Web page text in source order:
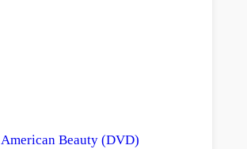
American Beauty (DVD)